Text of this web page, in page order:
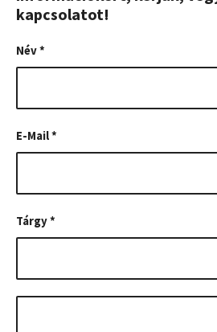
kapcsolatot!
Név*
E-Mail*
Tárgy*